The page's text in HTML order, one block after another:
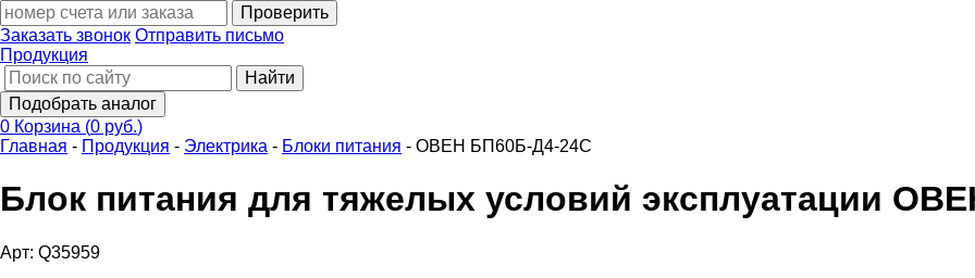
Проверить
Заказать звонок Отправить письмо
Продукция
Найти
Подобрать аналог
0 Корзина (0 руб.)
Главная - Продукция - Электрика - Блоки питания - ОВЕН БП60Б-Д4-24С
Блок питания для тяжелых условий эксплуатации
Арт: Q35959